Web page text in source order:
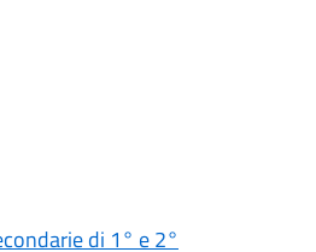
di 1° e 2°